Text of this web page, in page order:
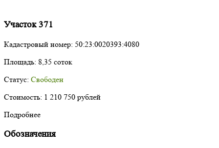
Участок 371
Кадастровый номер: 50:23:0020393:4080
Площадь: 8,35 соток
Статус: Свободен
Стоимость: 1 210 750 рублей
Подробнее
Обозначения